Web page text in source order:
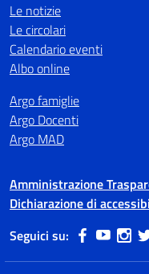
Le notizie
Le circolari
Calendario eventi
Albo online
Argo famiglie
Argo Docenti
Argo MAD
Amministrazione
Dichiarazione di
Seguici su: